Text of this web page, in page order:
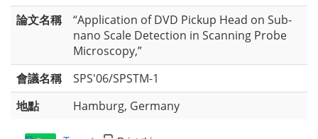
論文名稱
“Application of DVD Pickup Head on Sub-
nano Scale Detection in Scanning Probe
Microscopy,”
會議名稱
SPS'06/SPSTM-1
地點
Hamburg, Germany